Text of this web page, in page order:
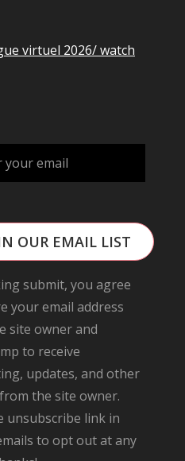
virtuel 2026/ watch
OUR EMAIL LIST
submit, you agree
your email address
site owner and
to receive
updates, and other
the site owner.
unsubscribe link in
to opt out at any